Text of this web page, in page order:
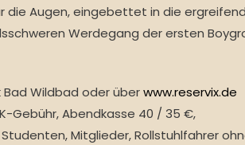
die Augen, eingebettet in die
Werdegang der ersten
Wildbad oder überwww.reservix.de
Gebühr, Abendkasse 40 / 35 €,
Mitglieder, Rollstuhlfahrer